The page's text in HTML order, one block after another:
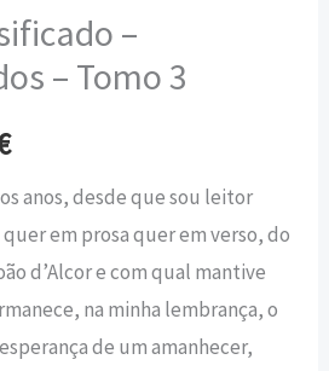
–
– Tomo 3
anos, desde que sou leitor
em prosa quer em verso, do
d’Alcor e com qual mantive
na minha lembrança, o
de um amanhecer,